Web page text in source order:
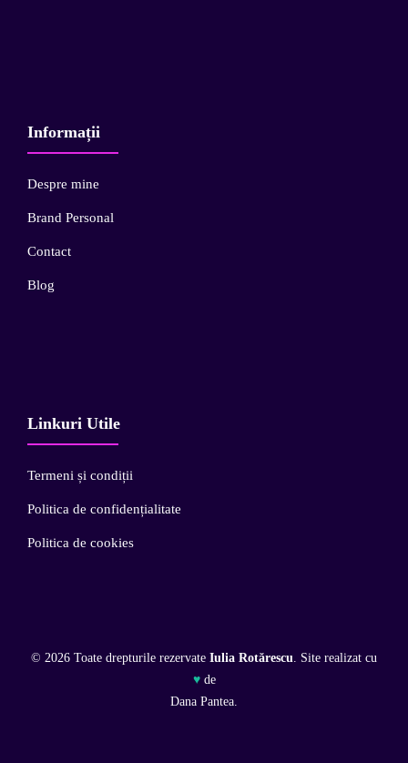
Informații
Despre mine
Brand Personal
Contact
Blog
Linkuri Utile
Termeni și condiții
Politica de confidențialitate
Politica de cookies
© 2026 Toate drepturile rezervate Iulia Rotărescu. Site realizat cu
♥de
Dana Pantea.